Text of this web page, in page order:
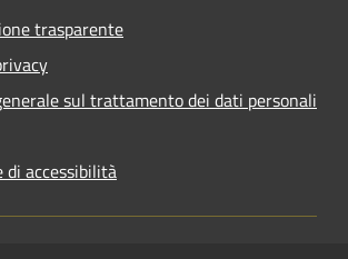
trasparente
sul trattamento dei dati personali
di accessibilità